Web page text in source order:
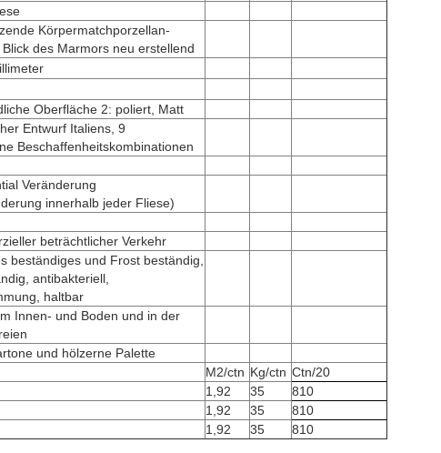
Körpermatchporzellan-
des Marmors neu erstellend
Oberfläche 2: poliert, Matt
Entwurf Italiens, 9
Beschaffenheitskombinationen
Veränderung
innerhalb jeder Fliese)
beträchtlicher Verkehr
beständiges und Frost beständig,
antibakteriell,
haltbar
Innen- und Boden und in der
und hölzerne Palette
M2/ctn Kg/ctn Ctn/20
1,92 35
810
1,92 35
810
1,92 35
810